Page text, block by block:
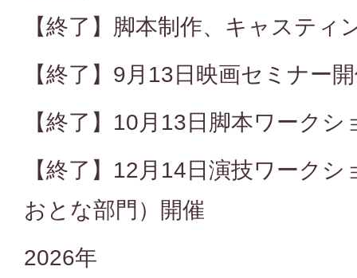
【終了】脚本制作、キャステ
【終了】9月13日映画セミナー
【終了】10月13日脚本ワークシ
【終了】12月14日演技ワーク
おとな部門）開催
2026年